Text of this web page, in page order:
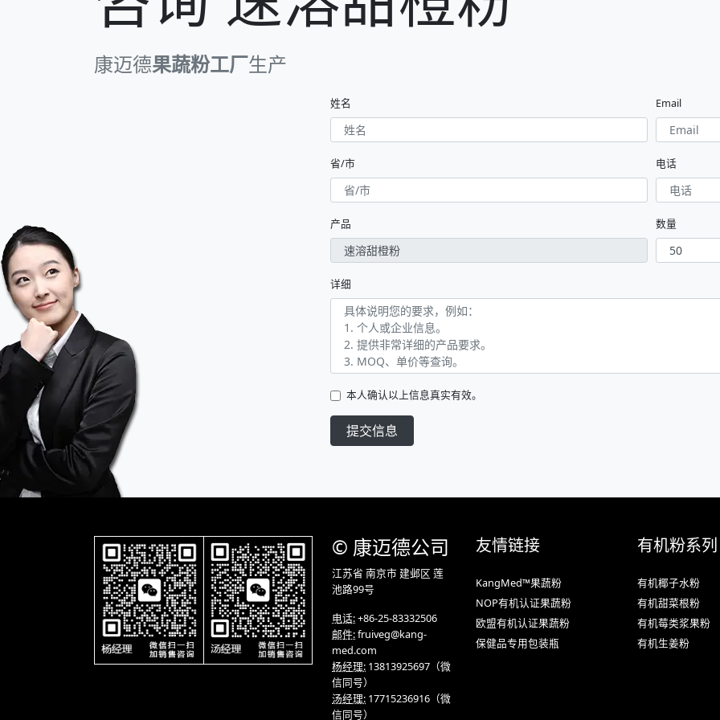
康迈德果蔬粉工厂生产
姓名 Email
省/市 电话
产品 数量
详细
本人确认以上信息真实有效。
提交信息
© 康迈德公司
江苏省 南京市 建邺区 莲
池路99号
电话:+86-25-83332506
邮件:fruiveg@kang-
med.com
杨经理: 13813925697 （微
信同号）
汤经理: 17715236916 （微
信同号）
友情链接
KangMed™果蔬粉
NOP有机认证果蔬粉
欧盟有机认证果蔬粉
保健品专用包装瓶
有机粉系列
有机椰子水粉
有机甜菜根粉
有机莓类浆果粉
有机生姜粉